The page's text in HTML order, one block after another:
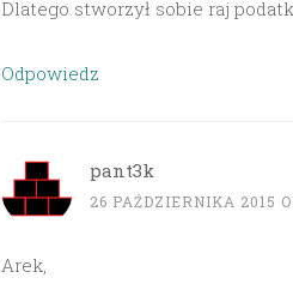
Dlatego stworzył sobie raj
Odpowiedz
pant3k
26 PAŹDZIERNIKA 2015
Arek,